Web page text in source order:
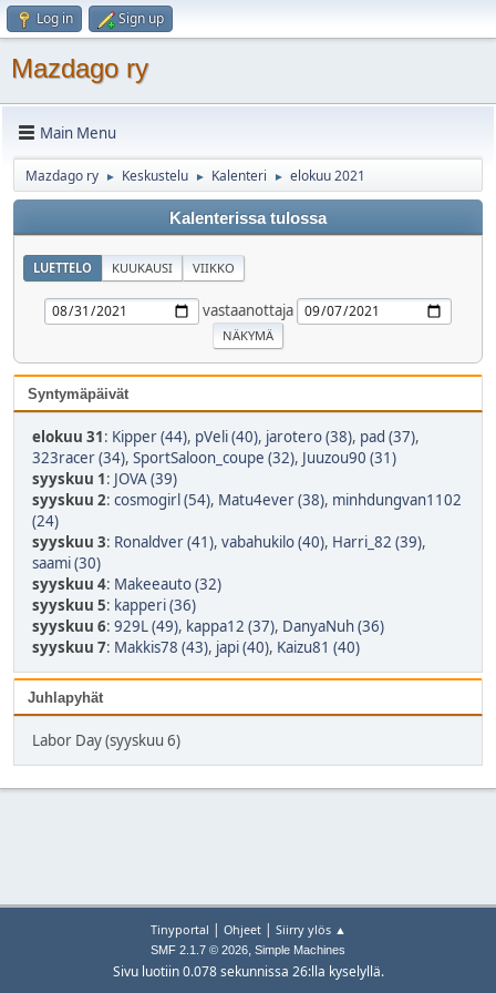
Log in Sign up
Mazdago ry
Main Menu
Mazdago ry ► Keskustelu ► Kalenteri ► elokuu 2021
Kalenterissa tulossa
LUETTELO KUUKAUSI VIIKKO
vastaanottaja
Syntymäpäivät
elokuu 31: Kipper (44), pVeli (40), jarotero (38), pad (37),
323racer (34), SportSaloon_coupe (32), Juuzou90 (31)
syyskuu 1: JOVA (39)
syyskuu 2: cosmogirl (54), Matu4ever (38), minhdungvan1102
(24)
syyskuu 3: Ronaldver (41), vabahukilo (40), Harri_82 (39),
saami (30)
syyskuu 4: Makeeauto (32)
syyskuu 5: kapperi (36)
syyskuu 6: 929L (49), kappa12 (37), DanyaNuh (36)
syyskuu 7: Makkis78 (43), japi (40), Kaizu81 (40)
Juhlapyhät
Labor Day (syyskuu 6)
Tinyportal | Ohjeet| Siirry ylös ▲
SMF 2.1.7 © 2026, Simple Machines
Sivu luotiin 0.078 sekunnissa 26:lla kyselyllä.